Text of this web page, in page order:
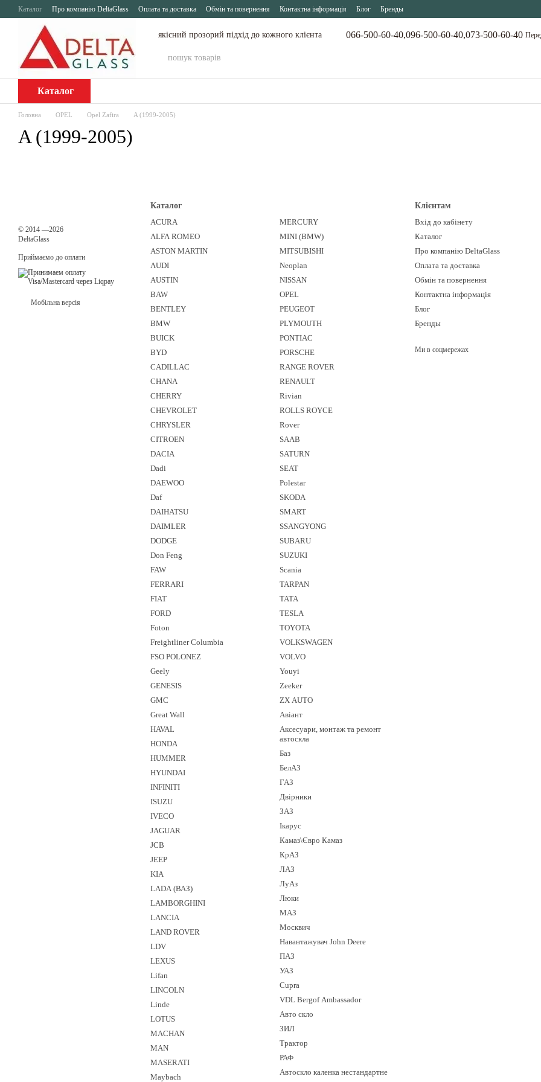
Перейти до основного контенту
Каталог Про компанію DeltaGlass Оплата та доставка Обмін та повернення Контактна інформація Блог Бренды
якісний прозорий підхід до кожного клієнта 066-500-60-40,096-500-60-40,073-500-60-40
Каталог
Головна OPEL Opel Zafira A (1999-2005)
A (1999-2005)
© 2014 —2026
DeltaGlass
Приймаємо до оплати
Мобільна версія
Каталог
ACURA
ALFA ROMEO
ASTON MARTIN
AUDI
AUSTIN
BAW
BENTLEY
BMW
BUICK
BYD
CADILLAC
CHANA
CHERRY
CHEVROLET
CHRYSLER
CITROEN
DACIA
Dadi
DAEWOO
Daf
DAIHATSU
DAIMLER
DODGE
Don Feng
FAW
FERRARI
FIAT
FORD
Foton
Freightliner Columbia
FSO POLONEZ
Geely
GENESIS
GMC
Great Wall
HAVAL
HONDA
HUMMER
HYUNDAI
INFINITI
ISUZU
IVECO
JAGUAR
JCB
JEEP
KIA
LADA (ВАЗ)
LAMBORGHINI
LANCIA
LAND ROVER
LDV
LEXUS
Lifan
LINCOLN
Linde
LOTUS
MACHAN
MAN
MASERATI
Maybach
MERCURY
MINI (BMW)
MITSUBISHI
Neoplan
NISSAN
OPEL
PEUGEOT
PLYMOUTH
PONTIAC
PORSCHE
RANGE ROVER
RENAULT
Rivian
ROLLS ROYCE
Rover
SAAB
SATURN
SEAT
Polestar
SKODA
SMART
SSANGYONG
SUBARU
SUZUKI
Sсania
TARPAN
TATA
TESLA
TOYOTA
VOLKSWAGEN
VOLVO
Youyi
Zeeker
ZX AUTO
Авіант
Аксесуари, монтаж та ремонт
автоскла
Баз
БелАЗ
ГАЗ
Двірники
ЗАЗ
Ікарус
Камаз\Євро Камаз
КрАЗ
ЛАЗ
ЛуАз
Люки
МАЗ
Москвич
Навантажувач John Deere
ПАЗ
УАЗ
Cupra
VDL Bergof Ambassador
Авто скло
ЗИЛ
Трактор
РАФ
Автоскло каленка нестандартне
Клієнтам
Вхід до кабінету
Каталог
Про компанію DeltaGlass
Оплата та доставка
Обмін та повернення
Контактна інформація
Блог
Бренды
Ми в соцмережах